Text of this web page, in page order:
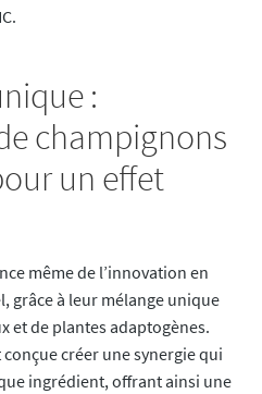
:
champignons
un effet
même de l’innovation en
grâce à leur mélange unique
et de plantes adaptogènes.
créer une synergie qui
ingrédient, offrant ainsi une